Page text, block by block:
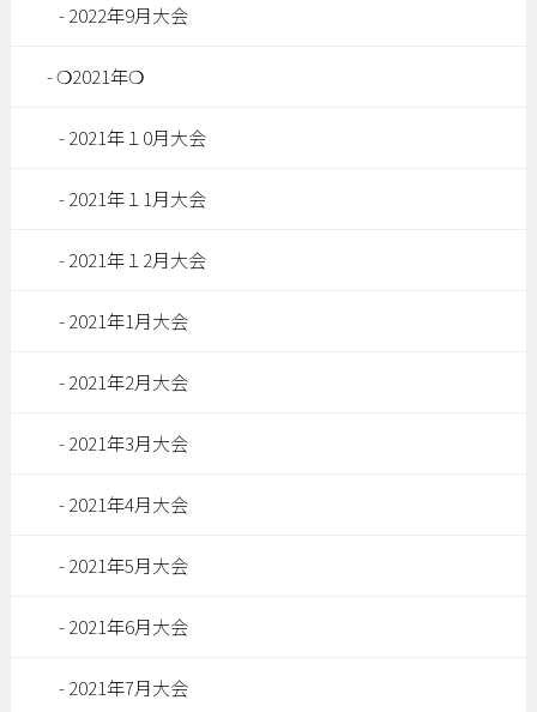
2022年9月大会
❍2021年❍
2021年１0月大会
2021年１1月大会
2021年１2月大会
2021年1月大会
2021年2月大会
2021年3月大会
2021年4月大会
2021年5月大会
2021年6月大会
2021年7月大会